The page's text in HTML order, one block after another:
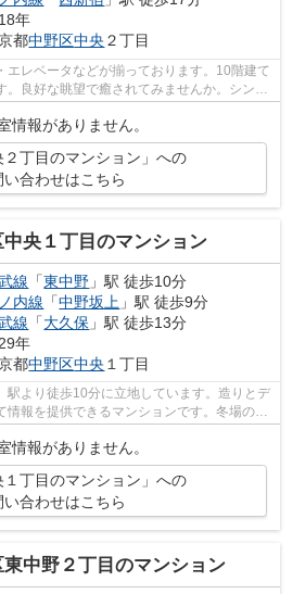
年
都中野区中央 ２丁目
エレベータなどが揃っております。10階建て
良好な眺望で癒されてみませんか。シンプ
り造ら...
情報がありません。
２丁目のマンション」への
い合わせはこちら
中央１丁目のマンション
線 「東中野 」駅 徒歩10分
内線 「中野坂上 」駅 徒歩9分
線 「大久保 」駅 徒歩13分
年
都中野区中央 １丁目
駅より徒歩10分に立地しています。造りとデ
情報を提供できるマンションです。冬場の換
情報がありません。
１丁目のマンション」への
い合わせはこちら
東中野２丁目のマンション